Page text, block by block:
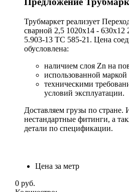
Трубмаркет реализует
сварной 2,5 1020х14 - 630х12
5.903-13 ТС 585-21. Цена
обусловлена:
наличием слоя Zn на
использованной маркой
техническими
условий эксплуатации.
Доставляем грузы по стране.
нестандартные фитинги, а
детали по спецификации.
Цена за метр
0 руб.